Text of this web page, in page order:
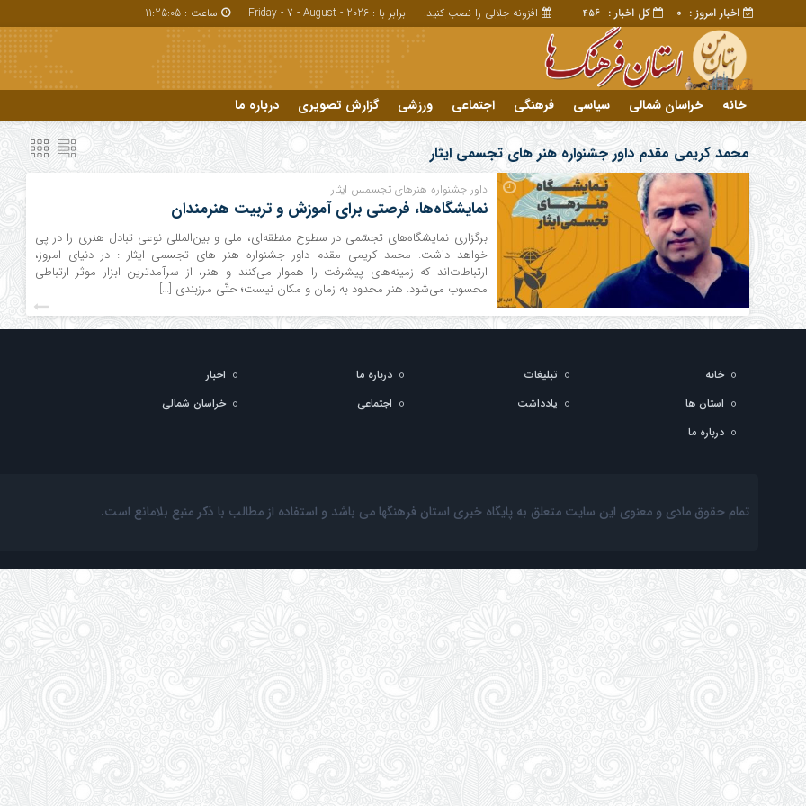
کل اخبار : 456 اخبار امروز : 0 افزونه جلالی را نصب کنید. برابر با : Friday - 7 - August - 2026 ساعت : 11:25:06
خانه خراسان شمالی سیاسی فرهنگی اجتماعی ورزشی گزارش تصویری درباره ما
تبلیغات درباره ما
محمد کریمی مقدم داور جشنواره هنر های تجسمی ایثار
داور جشنواره هنرهای تجسمس ایثار
نمایشگاه‌ها، فرصتی برای آموزش و تربیت هنرمندان
برگزاری نمایشگاه‌های تجسّمی در سطوح منطقه‌ای، ملی و بین‌المللی نوعی تبادل هنری را در پی
خواهد داشت. محمد کریمی مقدم داور جشنواره هنر های تجسمی ایثار : در دنیای امروز،
ارتباطات‌اند که زمینه‌های پیشرفت را هموار می‌کنند و هنر، از سرآمدترین ابزار موثر ارتباطی
محسوب می‌شود. هنر محدود به زمان و مکان نیست؛ حتّی مرزبندی […]
خانه تبلیغات درباره ما
اخبار
استان ها
یادداشت اجتماعی
خراسان شمالی
درباره ما
تمام حقوق مادی و معنوی این سایت متعلق به پایگاه خبری استان فرهنگها می باشد و استفاده از مطالب با ذکر منبع بلامانع است.